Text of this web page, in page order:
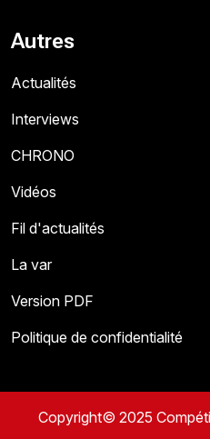
Autres
Actualités
Interviews
CHRONO
Vidéos
Fil d'actualités
La var
Version PDF
Politique de confidentialité
Copyright© 2025